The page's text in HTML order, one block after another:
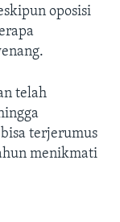
oposisi
telah
terjerumus
menikmati